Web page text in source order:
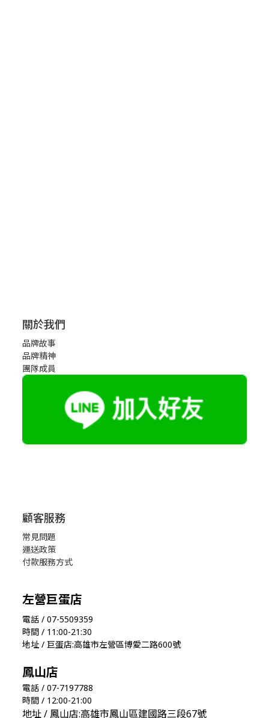
關於我們
品牌故事
品牌精神
團隊成員
顧客服務
常見問題
運送政策
付款服務方式
左營巨蛋店
電話 / 07-5509359
時間 / 11:00-21:30
地址 / 巨蛋店:高雄市左營區博愛二路600號
鳳山店
電話 / 07-7197788
時間 / 12:00-21:00
地址 / 鳳山店:高雄市鳳山區建國路三段67號